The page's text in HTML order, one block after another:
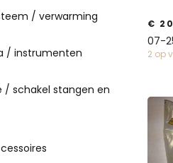
/ verwarming
/ instrumenten
/ schakel stangen en
€
07-
2 op